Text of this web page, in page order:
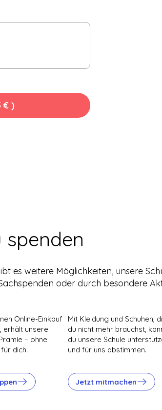
€ )
Online-Einkauf
erhält unsere
– ohne
dich.
Mit Kleidung und Schuhen,
du nicht mehr brauchst,
du unsere Schule
und für uns abstimmen.
Jetzt mitmachen
spenden
es weitere Möglichkeiten, unsere
oder durch besondere